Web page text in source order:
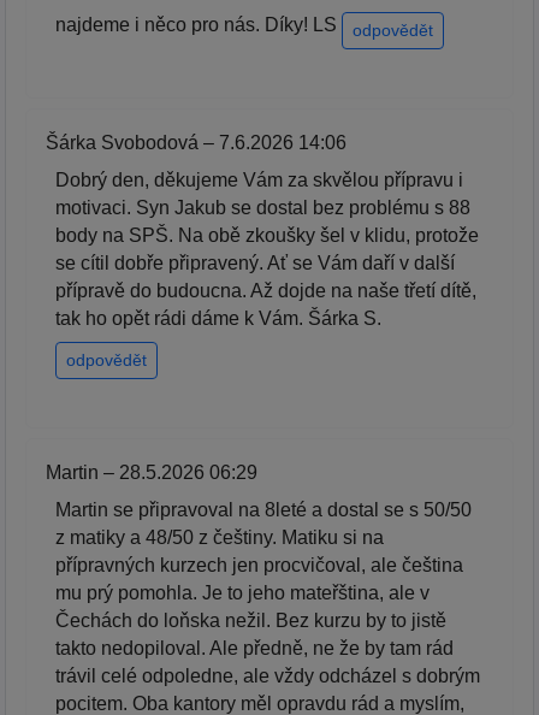
najdeme i něco pro nás. Díky! LS
odpovědět
Šárka Svobodová – 7.6.2026 14:06
Dobrý den, děkujeme Vám za skvělou přípravu i
motivaci. Syn Jakub se dostal bez problému s 88
body na SPŠ. Na obě zkoušky šel v klidu, protože
se cítil dobře připravený. Ať se Vám daří v další
přípravě do budoucna. Až dojde na naše třetí dítě,
tak ho opět rádi dáme k Vám. Šárka S.
odpovědět
Martin – 28.5.2026 06:29
Martin se připravoval na 8leté a dostal se s 50/50
z matiky a 48/50 z češtiny. Matiku si na
přípravných kurzech jen procvičoval, ale čeština
mu prý pomohla. Je to jeho mateřština, ale v
Čechách do loňska nežil. Bez kurzu by to jistě
takto nedopiloval. Ale předně, ne že by tam rád
trávil celé odpoledne, ale vždy odcházel s dobrým
pocitem. Oba kantory měl opravdu rád a myslím,